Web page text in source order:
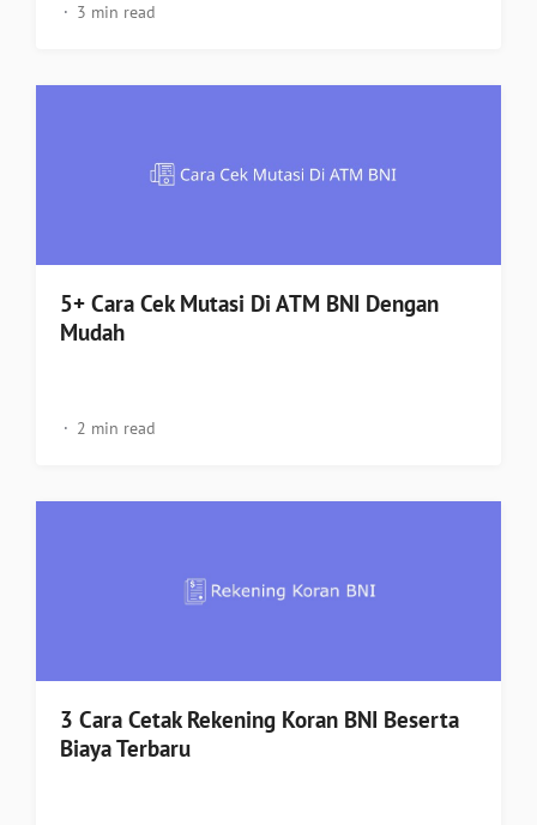
3 min read
5+ Cara Cek Mutasi Di ATM BNI Dengan
Mudah
2 min read
3 Cara Cetak Rekening Koran BNI Beserta
Biaya Terbaru